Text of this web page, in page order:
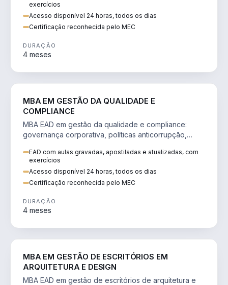
exercícios
Acesso disponível 24 horas, todos os dias
Certificação reconhecida pelo MEC
DURAÇÃO
4 meses
MBA EM GESTÃO DA QUALIDADE E
COMPLIANCE
MBA EAD em gestão da qualidade e compliance:
governança corporativa, políticas anticorrupção,
EAD com aulas gravadas, apostiladas e atualizadas, com
exercícios
Acesso disponível 24 horas, todos os dias
Certificação reconhecida pelo MEC
DURAÇÃO
4 meses
MBA EM GESTÃO DE ESCRITÓRIOS EM
ARQUITETURA E DESIGN
MBA EAD em gestão de escritórios de arquitetura e